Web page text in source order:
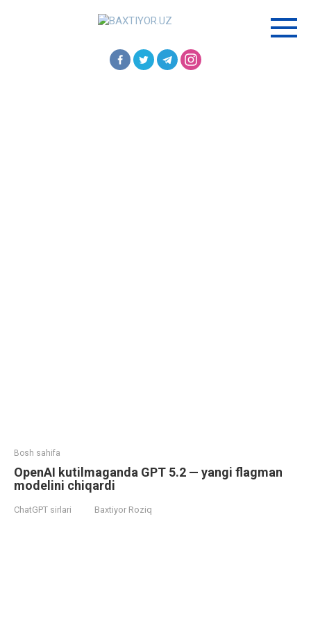
Bosh sahifa
OpenAI kutilmaganda GPT 5.2 — yangi flagman
modelini chiqardi
ChatGPT sirlari Baxtiyor Roziq